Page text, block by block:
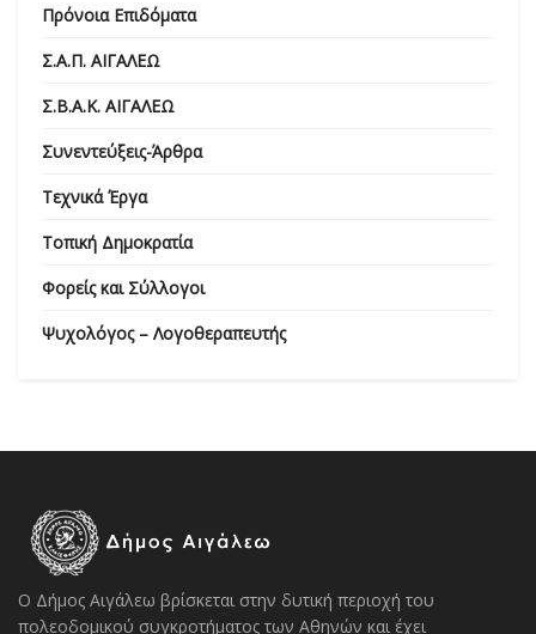
Πρόνοια Επιδόματα
Σ.Α.Π. ΑΙΓΑΛΕΩ
Σ.Β.Α.Κ. ΑΙΓΑΛΕΩ
Συνεντεύξεις-Άρθρα
Τεχνικά Έργα
Τοπική Δημοκρατία
Φορείς και Σύλλογοι
Ψυχολόγος – Λογοθεραπευτής
Ο Δήμος Αιγάλεω βρίσκεται στην δυτική περιοχή του
πολεοδομικού συγκροτήματος των Αθηνών και έχει